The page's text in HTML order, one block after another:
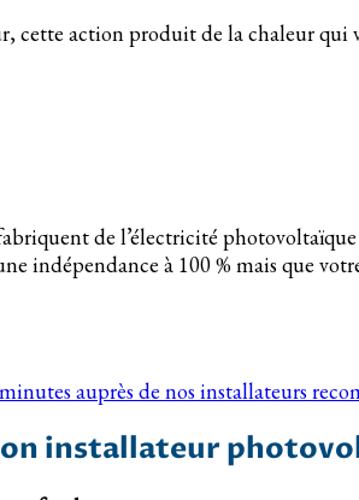
action produit de la chaleur qui
de l’électricité
indépendance à 100 % mais que
auprès de nos installateurs
installateur